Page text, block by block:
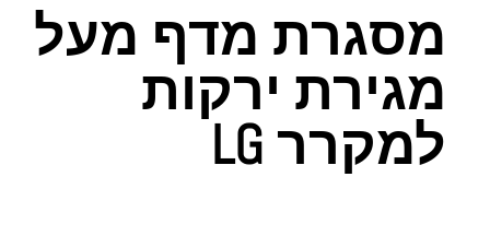
מסגרת מדף מעל
מגירת ירקות
למקרר LG